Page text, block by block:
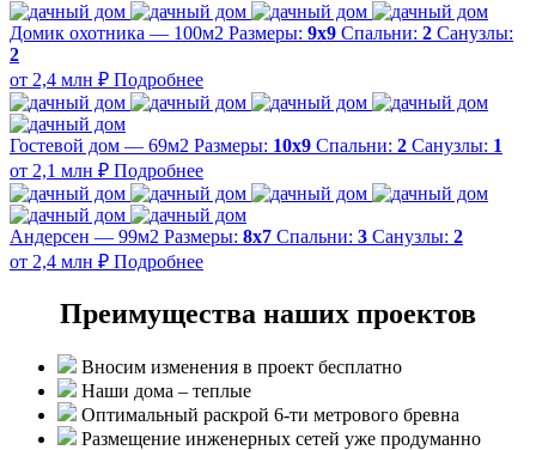
Домик охотника — 100м2 Размеры: 9х9 Спальни: 2 Санузлы:
2
от 2,4 млн ₽ Подробнее
Гостевой дом — 69м2 Размеры: 10х9 Спальни: 2 Санузлы: 1
от 2,1 млн ₽ Подробнее
Андерсен — 99м2 Размеры: 8х7 Спальни: 3 Санузлы: 2
от 2,4 млн ₽ Подробнее
Преимущества наших проектов
Вносим изменения в проект бесплатно
Наши дома – теплые
Оптимальный раскрой 6-ти метрового бревна
Размещение инженерных сетей уже продуманно